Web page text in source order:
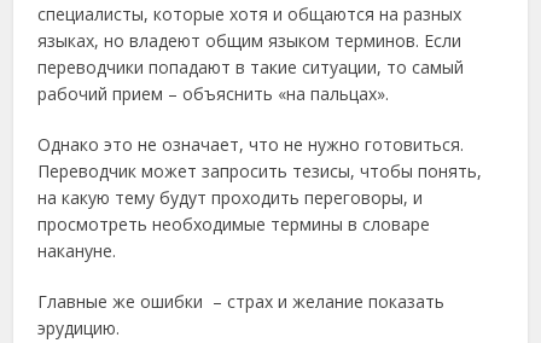
специалисты, которые хотя и общаются на разных
языках, но владеют общим языком терминов. Если
переводчики попадают в такие ситуации, то самый
рабочий прием – объяснить «на пальцах».
Однако это не означает, что не нужно готовиться.
Переводчик может запросить тезисы, чтобы понять,
на какую тему будут проходить переговоры, и
просмотреть необходимые термины в словаре
накануне.
Главные же ошибки – страх и желание показать
эрудицию.